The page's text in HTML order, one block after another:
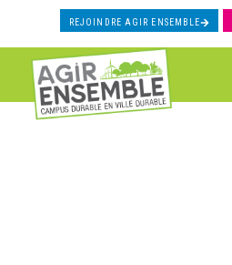
REJOINDRE AGIR ENSEMBLE